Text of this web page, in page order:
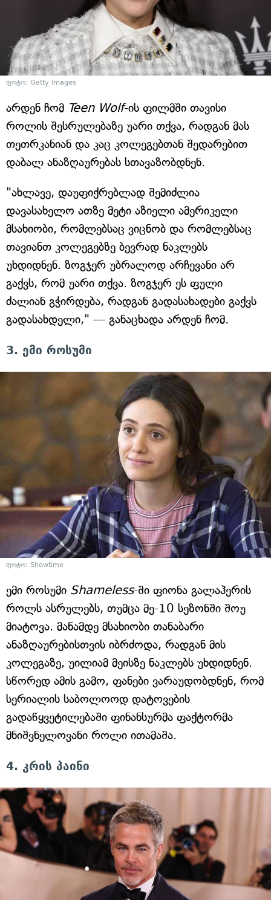
ფოტო: Getty Images
არდენ ჩომ Teen Wolf-ის ფილმში თავისი
როლის შესრულებაზე უარი თქვა, რადგან მას
თეთრკანიან და კაც კოლეგებთან შედარებით
დაბალ ანაზღაურებას სთავაზობდნენ.
"ახლავე, დაუფიქრებლად შემიძლია
დავასახელო ათზე მეტი აზიელი ამერიკელი
მსახიობი, რომლებსაც ვიცნობ და რომლებსაც
თავიანთ კოლეგებზე ბევრად ნაკლებს
უხდიდნენ. ზოგჯერ უბრალოდ არჩევანი არ
გაქვს, რომ უარი თქვა. ზოგჯერ ეს ფული
ძალიან გჭირდება, რადგან გადასახადები გაქვს
გადასახდელი," — განაცხადა არდენ ჩომ.
3. ემი როსუმი
ფოტო: Showtime
ემი როსუმი Shameless-ში ფიონა გალაჰერის
როლს ასრულებს, თუმცა მე-10 სეზონში შოუ
მიატოვა. მანამდე მსახიობი თანაბარი
ანაზღაურებისთვის იბრძოდა, რადგან მის
კოლეგაზე, უილიამ მეისზე ნაკლებს უხდიდნენ.
სწორედ ამის გამო, ფანები ვარაუდობდნენ, რომ
სერიალის საბოლოოდ დატოვების
გადაწყვეტილებაში ფინანსურმა ფაქტორმა
მნიშვნელოვანი როლი ითამაშა.
4. კრის პაინი